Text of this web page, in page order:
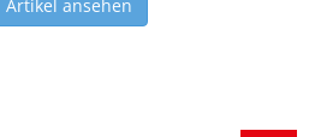
Artikel ansehen